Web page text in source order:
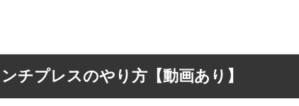
チプレスのやり方【動画あり】